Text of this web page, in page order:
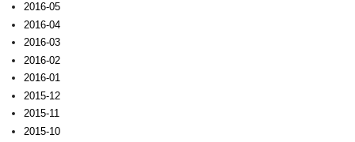
2016-05
2016-04
2016-03
2016-02
2016-01
2015-12
2015-11
2015-10